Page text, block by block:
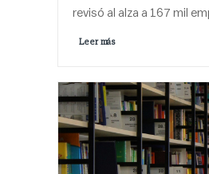
revisó al alza a 167 mil
Leer más